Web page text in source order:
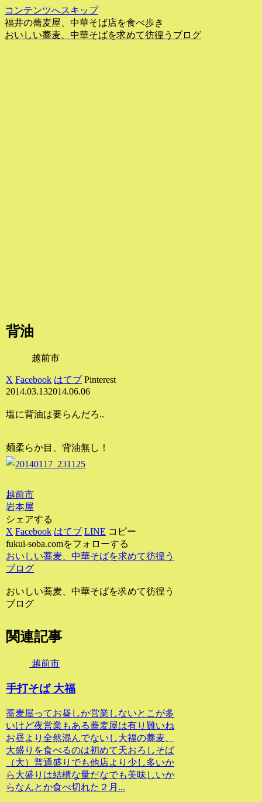
コンテンツへスキップ
福井の蕎麦屋、中華そば店を食べ歩き
おいしい蕎麦、中華そばを求めて彷徨うブログ
背油
越前市
X Facebook はてブ Pinterest
2014.03.132014.06.06
塩に背油は要らんだろ..
麺柔らか目、背油無し！
越前市
岩本屋
シェアする
X Facebook はてブ LINE コピー
fukui-soba.comをフォローする
おいしい蕎麦、中華そばを求めて彷徨う
ブログ
おいしい蕎麦、中華そばを求めて彷徨う
ブログ
関連記事
越前市
手打そば 大福
蕎麦屋ってお昼しか営業しないとこが多
いけど夜営業もある蕎麦屋は有り難いね
お昼より全然混んでないし大福の蕎麦、
大盛りを食べるのは初めて天おろしそば
（大）普通盛りでも他店より少し多いか
ら大盛りは結構な量だなでも美味しいか
らなんとか食べ切れた２月...